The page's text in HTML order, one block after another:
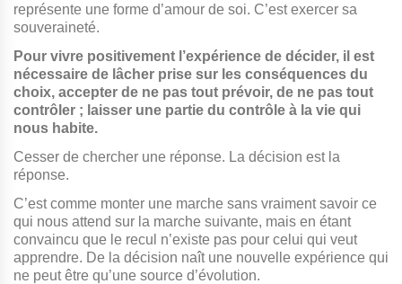
représente une forme d’amour de soi. C’est exercer sa
souveraineté.
Pour vivre positivement l’expérience de décider, il est
nécessaire de lâcher prise sur les conséquences du
choix, accepter de ne pas tout prévoir, de ne pas tout
contrôler ; laisser une partie du contrôle à la vie qui
nous habite.
Cesser de chercher une réponse. La décision est la
réponse.
C’est comme monter une marche sans vraiment savoir ce
qui nous attend sur la marche suivante, mais en étant
convaincu que le recul n’existe pas pour celui qui veut
apprendre. De la décision naît une nouvelle expérience qui
ne peut être qu’une source d’évolution.